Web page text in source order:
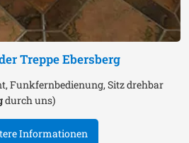
TreppeEbersberg
Funkfernbedienung, Sitz drehbar
durch uns)
Informationen